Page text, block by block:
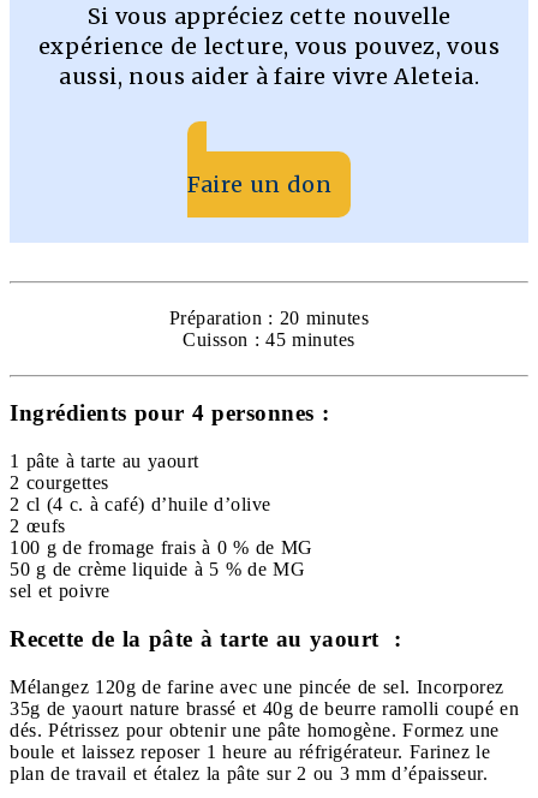
Si vous appréciez cette nouvelle
expérience de lecture, vous pouvez, vous
aussi, nous aider à faire vivre Aleteia.
Faire un don
Préparation : 20 minutes
Cuisson : 45 minutes
Ingrédients pour 4 personnes :
1 pâte à tarte au yaourt
2 courgettes
2 cl (4 c. à café) d’huile d’olive
2 œufs
100 g de fromage frais à 0 % de MG
50 g de crème liquide à 5 % de MG
sel et poivre
Recette de la pâte à tarte au yaourt :
Mélangez 120g de farine avec une pincée de sel. Incorporez
35g de yaourt nature brassé et 40g de beurre ramolli coupé en
dés. Pétrissez pour obtenir une pâte homogène. Formez une
boule et laissez reposer 1 heure au réfrigérateur. Farinez le
plan de travail et étalez la pâte sur 2 ou 3 mm d’épaisseur.